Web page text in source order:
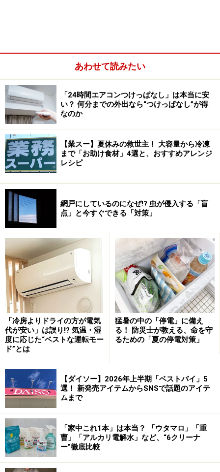
屋台やローカル食堂 食べ物で見るタイの物
価
食事の料金はどこの国でも幅広くなります。タイの場
合、首都・バンコクの屋台や市場では麺類1杯が200円前
後。
屋台でありながらミシュランのビブグルマン（価格以上
の満足感が得られる料理）を7年連続で取得している
「リムラオゴウ」のバミー（麺）は、50タイバーツ（約
215円）でした。
バンコクの屋台「リムラオゴウ」のバミー
エアコンがきいている綺麗なお店では、麺類は600円前
後と少し高くなりますが、それでも日本に比べると安く
食事することができます。
あわせて読みたい
「24時間エアコンつけっぱなし」は本当に安
い？ 何分までの外出なら“つけっぱなし”が得
なのか
【業スー】夏休みの救世主！ 大容量から冷凍
まで「お助け食材」4選と、おすすめアレンジ
レシピ
網戸にしているのになぜ!? 虫が侵入する「盲
点」と今すぐできる「対策」
「冷房よりドライの方が電気
代が安い」は誤り!? 気温・湿
度に応じた“ベストな運転モー
ド”とは
猛暑の中の「停電」に備え
る！ 防災士が教える、命を守
るための「夏の停電対策」
【ダイソー】2026年上半期「ベストバイ」5
選！ 新発売アイテムからSNSで話題のアイテ
ムまで
「家中これ1本」は本当？ 「ウタマロ」「重
曹」「アルカリ電解水」など、“6クリーナ
ー”徹底比較